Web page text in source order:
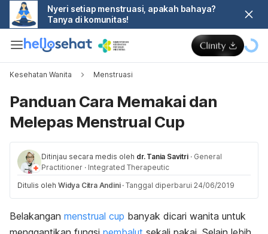
Nyeri setiap menstruasi, apakah bahaya?
Tanya di komunitas!
Kesehatan Wanita Menstruasi
Panduan Cara Memakai dan
Melepas Menstrual Cup
Ditinjau secara medis oleh dr. Tania Savitri · General
Practitioner · Integrated Therapeutic
Ditulis oleh Widya Citra Andini · Tanggal diperbarui 24/06/2019
Belakangan menstrual cup banyak dicari wanita untuk